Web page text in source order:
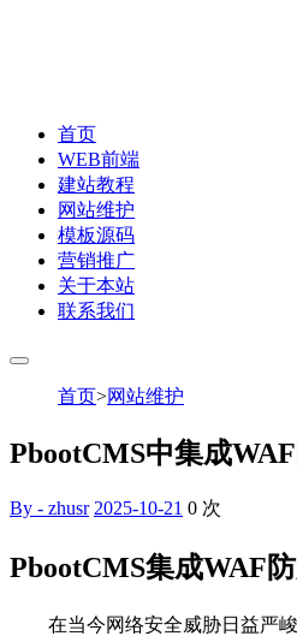
首页
WEB前端
建站教程
网站维护
模板源码
营销推广
关于本站
联系我们
首页>网站维护
PbootCMS中集成
By - zhusr 2025-10-21 0 次
PbootCMS集成WAF
在当今网络安全威胁日益严